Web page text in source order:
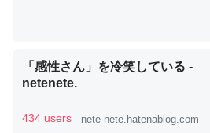
コオロギのカルシウム分はエビの
─ニュース :: 【研究発表】昆虫学の大問
「感性さん」を冷笑している -
netenete.
434 users nete-nete.hatenablog.com